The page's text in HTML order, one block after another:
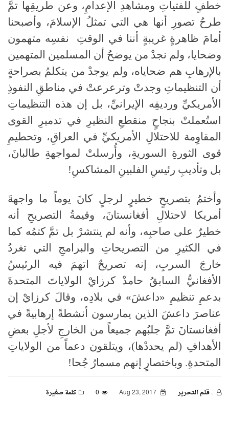
خطفٍ للفتياتِ ومشاهدِ الإعدامِ، وعن طريقِها تمَّ
طرحُ تصورِ أنها هي التي تمثلُ الإسلامَ، وأصبحنا
أمامَ ظاهرةٍ غريبةٍ أننا في الوقتِ نفسِه متهمون
وضحايا، ولم نجدْ من يوضحُ أن المسلمين المتهمين
بالإرهابِ هم ضحاياه، ولم يوجدْ من يتكلمُ بصراحةٍ
أن التنظيماتِ وجدتْ وترعرعتْ في مناطقِ النفوذِ
الأمريكيِّ ورديفِه الإيرانيِّ، بل إن هذه التنظيماتِ
استُعملتْ بنجاحٍ منقطعِ النظيرِ في تدميرِ القوى
المقاوِمة للاحتلالِ الأمريكيِّ في العراقِ، وتحطيمِ
قوى الثورةِ السوريةِ، وأُرسلتْ لمواجهةِ طالبانَ،
بل وتأديبِ رئيسِ الفلبينِ المشاكسِ!
وأختمُ بتصريحٍ خطيرٍ لرجلٍ كانَ يوماً ما واجهةَ
أمريكا لاحتلالِ أفغانستانَ، وقيمةُ التصريحِ أنه
خطيرٌ على صاحبِه، وأنه لم ينتشرْ بل تمَّ كتمُه كما
في الكثيرِ من التصريحاتِ والبرامجِ التي تغردُ
خارجَ السربِ، إنه تصريحٌ اتهمَ فيه الرئيسُ
الأفغانيُّ السابقُ حامدْ كرزايْ الولاياتَ المتحدةَ
بدعمِ تنظيمِ «داعشَ» في بلادِه، وقالَ كرزايْ إن
عناصرَ داعشَ الذين يمارسون أنشطةً إرهابيةً في
أفغانستانَ تمَّ جلبُهم جميعاً من الخارجِ لأجلِ بعضِ
الأهدافِ (لم يحددْها)، ويتلقون دعماً من الولاياتِ
المتحدةِ. وباختصارٍ إنهم مسمارُ جُحا!
. قـلـم الـتحـرير 0 كلمة صغيرة